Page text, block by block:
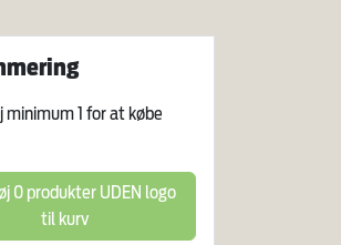
minimum1 for at købe
0 produkter UDEN logo
til kurv